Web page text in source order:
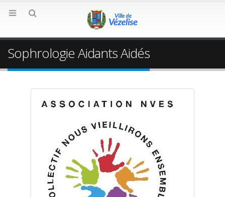
Sophrologie Aidants Aidés